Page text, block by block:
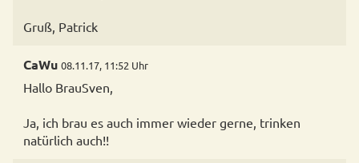
Gruß, Patrick
CaWu 08.11.17, 11:52 Uhr
Hallo BrauSven,
Ja, ich brau es auch immer wieder gerne, trinken
natürlich auch!!